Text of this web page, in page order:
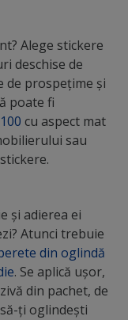
Alege stickere
deschise de
de prospețime și
poate fi
cu aspect mat
sau
și adierea ei
Atunci trebuie
din oglindă
. Se aplică ușor,
din pachet, de
ți oglindești